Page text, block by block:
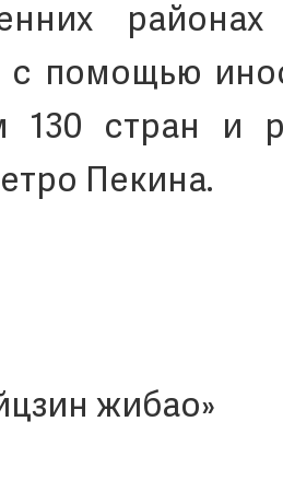
с помощью
130 стран и
Пекина.
жибао»